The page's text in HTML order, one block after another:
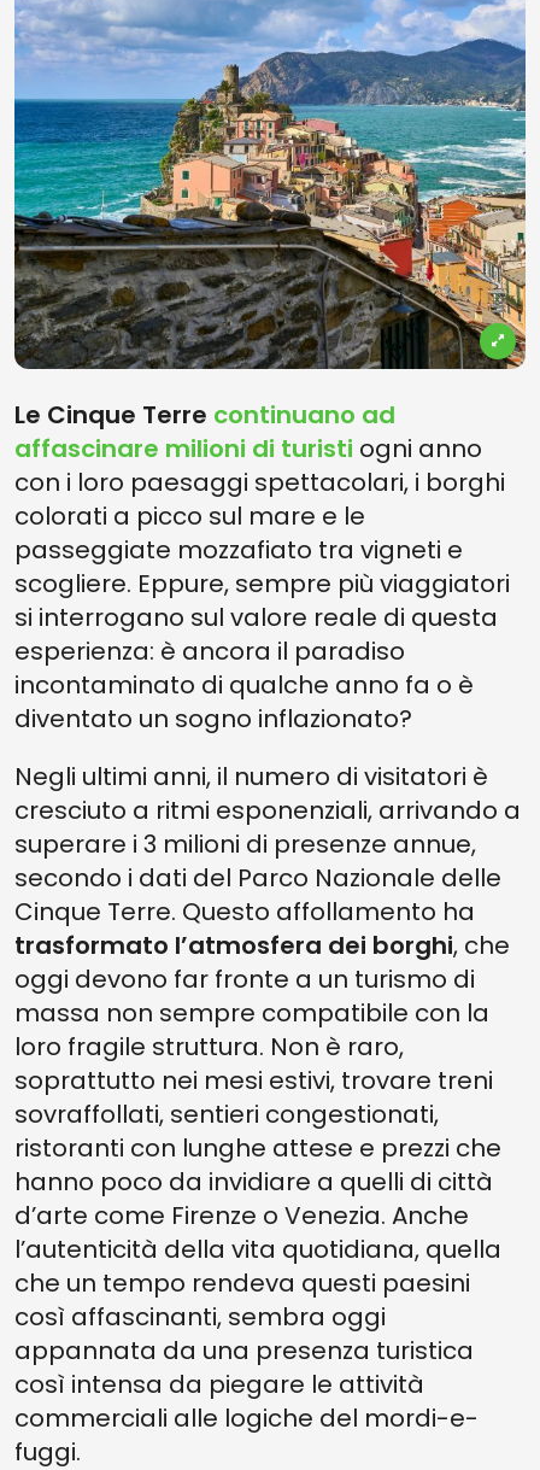
Le Cinque Terre continuano ad
affascinare milioni di turisti ogni anno
con i loro paesaggi spettacolari, i borghi
colorati a picco sul mare e le
passeggiate mozzafiato tra vigneti e
scogliere. Eppure, sempre più viaggiatori
si interrogano sul valore reale di questa
esperienza: è ancora il paradiso
incontaminato di qualche anno fa o è
diventato un sogno inflazionato?
Negli ultimi anni, il numero di visitatori è
cresciuto a ritmi esponenziali, arrivando a
superare i 3 milioni di presenze annue,
secondo i dati del Parco Nazionale delle
Cinque Terre. Questo affollamento ha
trasformato l’atmosfera dei borghi, che
oggi devono far fronte a un turismo di
massa non sempre compatibile con la
loro fragile struttura. Non è raro,
soprattutto nei mesi estivi, trovare treni
sovraffollati, sentieri congestionati,
ristoranti con lunghe attese e prezzi che
hanno poco da invidiare a quelli di città
d’arte come Firenze o Venezia. Anche
l’autenticità della vita quotidiana, quella
che un tempo rendeva questi paesini
così affascinanti, sembra oggi
appannata da una presenza turistica
così intensa da piegare le attività
commerciali alle logiche del mordi-e-
fuggi.